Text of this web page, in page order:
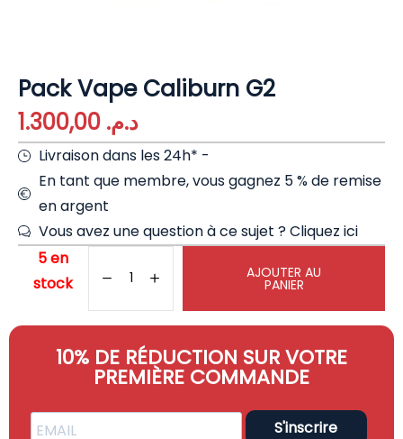
Pack Vape Caliburn G2
د.م.
Livraison dans les 24h* -
En tant que membre, vous gagnez 5 % de remise
en argent
Vous avez une question à ce sujet ?Cliquez ici
5 en
stock
AJOUTER AU
PANIER
10% DE RÉDUCTION SUR VOTRE
PREMIÈRE COMMANDE
S'inscrire